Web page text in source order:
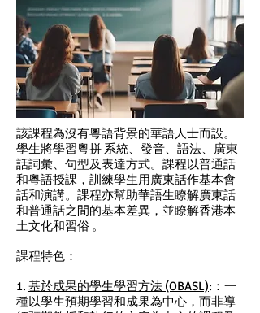
該課程為沒有粵語背景的華語人士而設。
學生將學習粵拼 系統、發音、語法、廣東
話詞彙、句型及表達方式。課程以普通話
和粵語授課，訓練學生用廣東話作基本會
話和演講。課程亦幫助華語生瞭解廣東話
和普通話之間的基本差異，並瞭解香港本
土文化和習俗 。
課程特色：
1. 基於成果的學生學習方法 (OBASL):：一
種以學生預期學習和成果為中心，而非導